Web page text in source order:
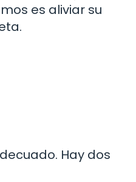
es aliviar su
Hay dos